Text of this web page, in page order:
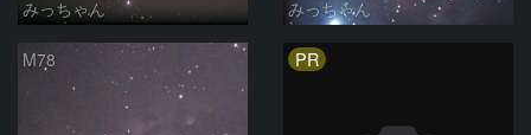
みっちゃん みっちゃん
M78 PR